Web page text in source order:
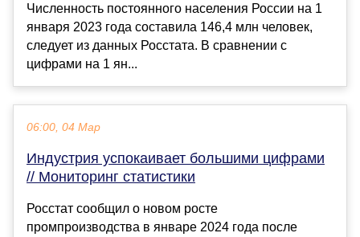
Численность постоянного населения России на 1
января 2023 года составила 146,4 млн человек,
следует из данных Росстата. В сравнении с
цифрами на 1 ян...
06:00, 04 Мар
Индустрия успокаивает большими цифрами
// Мониторинг статистики
Росстат сообщил о новом росте
промпроизводства в январе 2024 года после